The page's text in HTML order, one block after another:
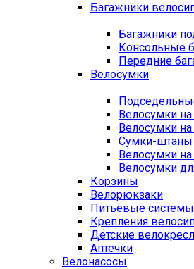
Багажники
Багажники
Консольные
Передние
Велосумки
Велосумки на
Велосумки
Сумки-штаны
Велосумки
Велосумки
Корзины
Велорюкзаки
Питьевые системы
Крепления
Детские
Аптечки
Велонасосы